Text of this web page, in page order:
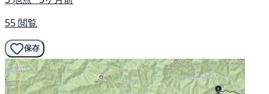
55 閲覧
保存